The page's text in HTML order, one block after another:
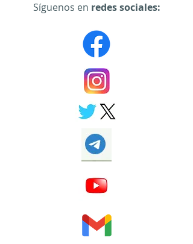
Síguenos en redes sociales: